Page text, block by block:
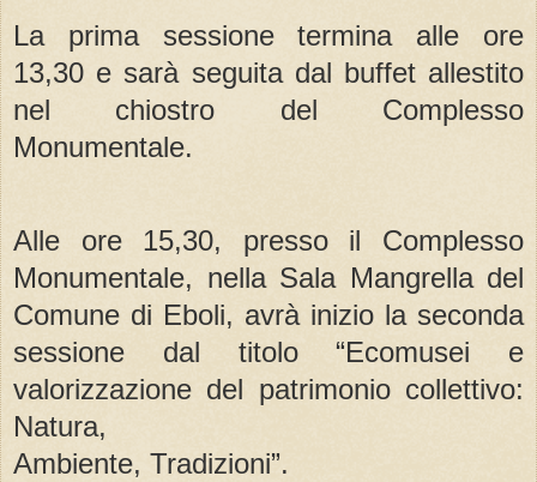
La prima sessione termina alle ore
13,30 e sarà seguita dal buffet allestito
nel chiostro del Complesso
Monumentale.
Alle ore 15,30, presso il Complesso
Monumentale, nella Sala Mangrella del
Comune di Eboli, avrà inizio la seconda
sessione dal titolo “Ecomusei e
valorizzazione del patrimonio collettivo:
Natura,
Ambiente, Tradizioni”.